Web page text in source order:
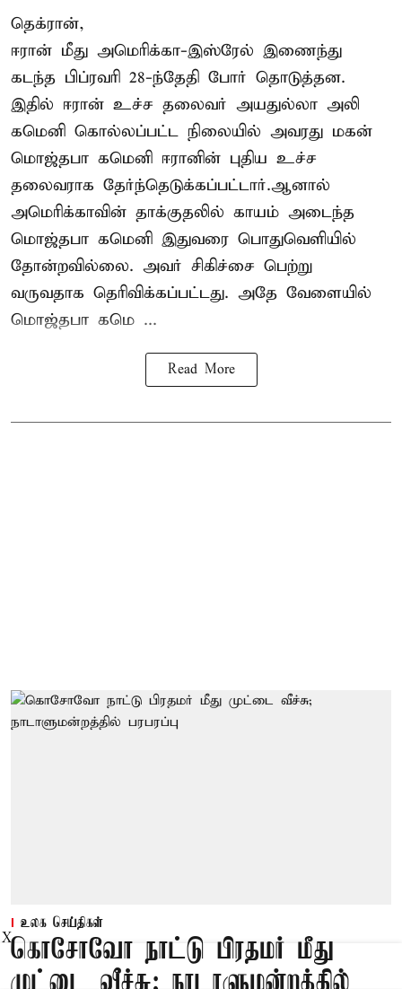
தெக்ரான்,
ஈரான் மீது அமெரிக்கா-இஸ்ரேல் இணைந்து
கடந்த பிப்ரவரி 28-ந்தேதி போர் தொடுத்தன.
இதில் ஈரான் உச்ச தலைவர் அயதுல்லா அலி
கமெனி கொல்லப்பட்ட நிலையில் அவரது மகன்
மொஜ்தபா கமெனி ஈரானின் புதிய உச்ச
தலைவராக தேர்ந்தெடுக்கப்பட்டார்.ஆனால்
அமெரிக்காவின் தாக்குதலில் காயம் அடைந்த
மொஜ்தபா கமெனி இதுவரை பொதுவெளியில்
தோன்றவில்லை. அவர் சிகிச்சை பெற்று
வருவதாக தெரிவிக்கப்பட்டது. அதே வேளையில்
மொஜ்தபா கமெ ...
Read More
உலக செய்திகள்
கொசோவோ நாட்டு பிரதமர் மீது
X